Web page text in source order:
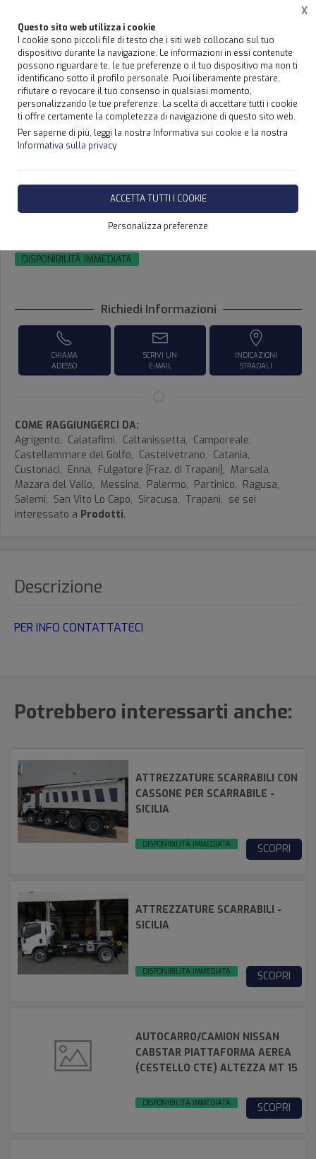
Questo sito web utilizza i cookie
I cookie sono piccoli file di testo che i siti web collocano sul tuo
dispositivo durante la navigazione. Le informazioni in essi contenute
possono riguardare te, le tue preferenze o il tuo dispositivo ma non ti
identificano sotto il profilo personale. Puoi liberamente prestare,
rifiutare o revocare il tuo consenso in qualsiasi momento,
personalizzando le tue preferenze. La scelta di accettare tutti i cookie
ti offre certamente la completezza di navigazione di questo sito web.
Per saperne di più, leggi la nostra Informativa sui cookie e la nostra
Informativa sulla privacy
ACCETTA TUTTI I COOKIE
Personalizza preferenze
X
Home Prodotti Prodotti
AUTOCARRO/CAMION IVECO
240.38 CON GRU EFFER
550/6S+JIB6S ALTEZZA GRU MT
34 E RADIOCOMANDO
DISPONIBILITÀ IMMEDIATA
Richiedi Informazioni
CHIAMA
ADESSO
SCRIVI UN
E-MAIL
INDICAZIONI
STRADALI
COME RAGGIUNGERCI DA:
Agrigento, Calatafimi, Caltanissetta, Camporeale,
Castellammare del Golfo, Castelvetrano, Catania,
Custonaci, Enna, Fulgatore [Fraz. di Trapani], Marsala,
Mazara del Vallo, Messina, Palermo, Partinico, Ragusa,
Salemi, San Vito Lo Capo, Siracusa, Trapani, se sei
interessato a Prodotti.
Descrizione
PER INFO CONTATTATECI
Potrebbero interessarti anche:
ATTREZZATURE SCARRABILI CON
CASSONE PER SCARRABILE -
SICILIA
DISPONIBILITÀ IMMEDIATA SCOPRI
ATTREZZATURE SCARRABILI -
SICILIA
DISPONIBILITÀ IMMEDIATA SCOPRI
AUTOCARRO/CAMION NISSAN
CABSTAR PIATTAFORMA AEREA
(CESTELLO CTE) ALTEZZA MT 15
DISPONIBILITÀ IMMEDIATA SCOPRI